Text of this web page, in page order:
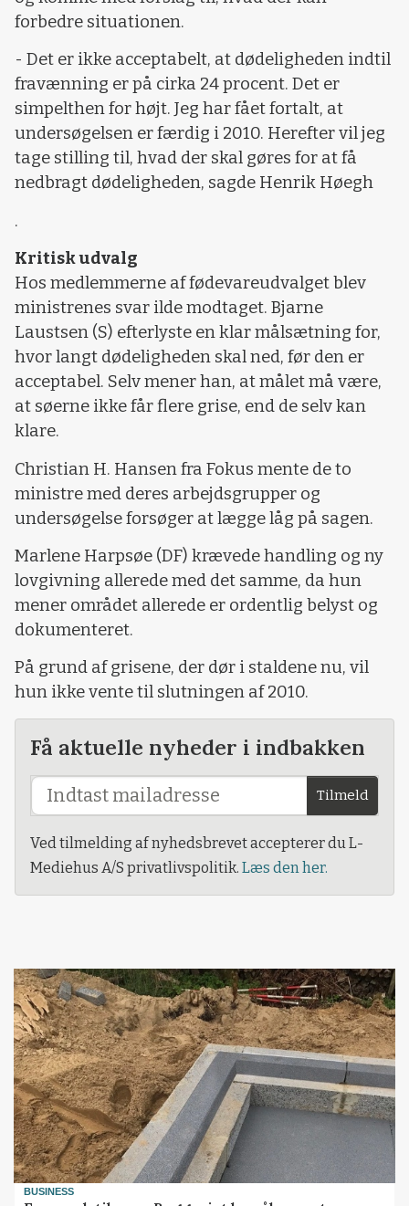
forbedre situationen.
- Det er ikke acceptabelt, at dødeligheden indtil
fravænning er på cirka 24 procent. Det er
simpelthen for højt. Jeg har fået fortalt, at
undersøgelsen er færdig i 2010. Herefter vil jeg
tage stilling til, hvad der skal gøres for at få
nedbragt dødeligheden, sagde Henrik Høegh
.
Kritisk udvalg
Hos medlemmerne af fødevareudvalget blev
ministrenes svar ilde modtaget. Bjarne
Laustsen (S) efterlyste en klar målsætning for,
hvor langt dødeligheden skal ned, før den er
acceptabel. Selv mener han, at målet må være,
at søerne ikke får flere grise, end de selv kan
klare.
Christian H. Hansen fra Fokus mente de to
ministre med deres arbejdsgrupper og
undersøgelse forsøger at lægge låg på sagen.
Marlene Harpsøe (DF) krævede handling og ny
lovgivning allerede med det samme, da hun
mener området allerede er ordentlig belyst og
dokumenteret.
På grund af grisene, der dør i staldene nu, vil
hun ikke vente til slutningen af 2010.
Få aktuelle nyheder i indbakken
Tilmeld
Ved tilmelding af nyhedsbrevet accepterer du L-
Mediehus A/S privatlivspolitik. Læs den her.
BUSINESS